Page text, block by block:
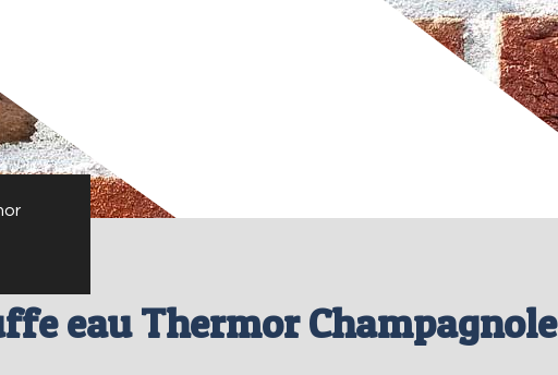
eau Thermor Champagnole